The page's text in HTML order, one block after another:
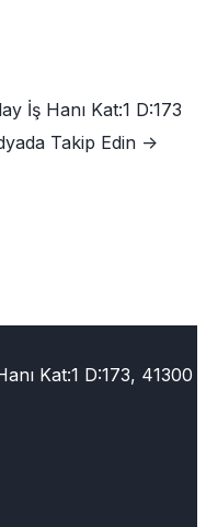
İş Hanı Kat:1 D:173
Takip Edin ->
Kat:1 D:173, 41300